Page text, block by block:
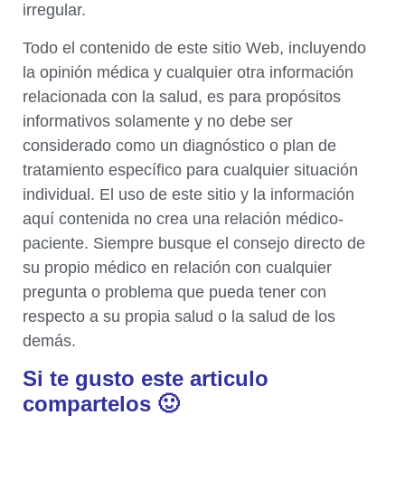
irregular.
Todo el contenido de este sitio Web, incluyendo
la opinión médica y cualquier otra información
relacionada con la salud, es para propósitos
informativos solamente y no debe ser
considerado como un diagnóstico o plan de
tratamiento específico para cualquier situación
individual. El uso de este sitio y la información
aquí contenida no crea una relación médico-
paciente. Siempre busque el consejo directo de
su propio médico en relación con cualquier
pregunta o problema que pueda tener con
respecto a su propia salud o la salud de los
demás.
Si te gusto este articulo
compartelos 🙂